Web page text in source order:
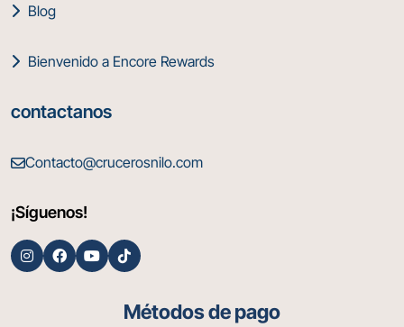
Blog
Bienvenido a Encore Rewards
contactanos
Contacto@crucerosnilo.com
¡Síguenos!
Métodos de pago